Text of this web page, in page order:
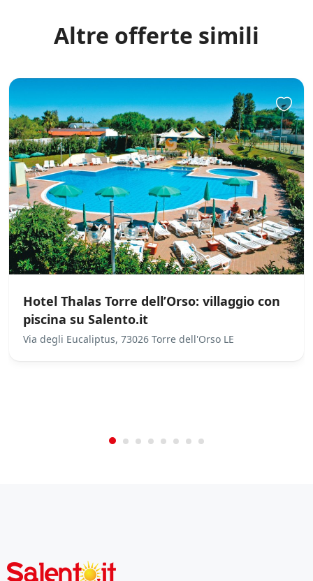
Altre offerte simili
Hotel Thalas Torre dell’Orso: villaggio con
piscina su Salento.it
Via degli Eucaliptus, 73026 Torre dell'Orso LE